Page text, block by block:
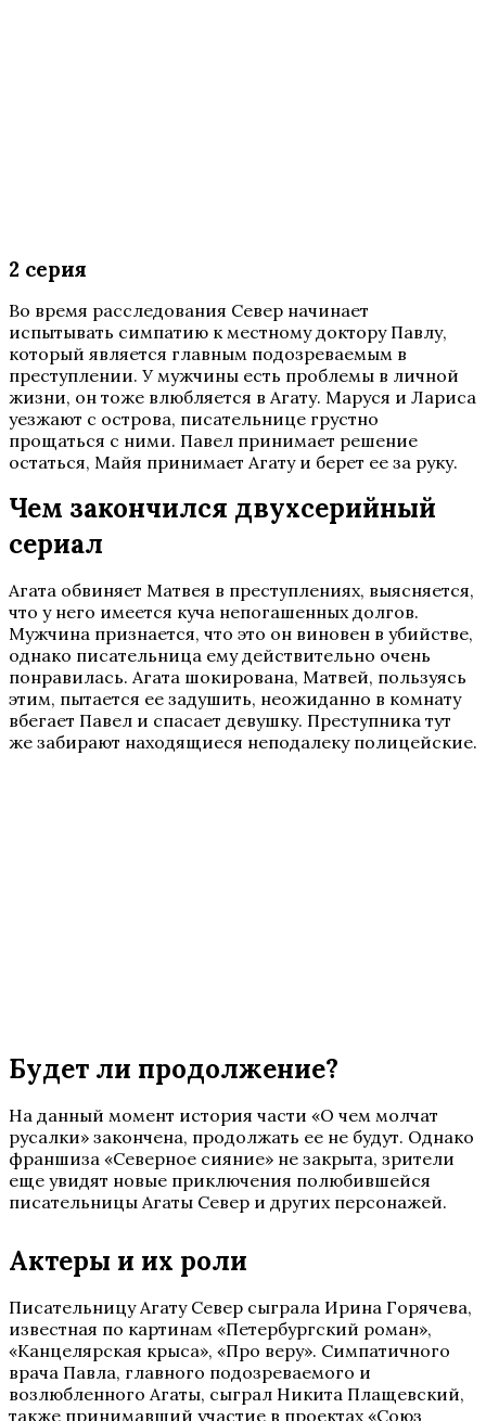
2 серия
Во время расследования Север начинает
испытывать симпатию к местному доктору Павлу,
который является главным подозреваемым в
преступлении. У мужчины есть проблемы в личной
жизни, он тоже влюбляется в Агату. Маруся и Лариса
уезжают с острова, писательнице грустно
прощаться с ними. Павел принимает решение
остаться, Майя принимает Агату и берет ее за руку.
Чем закончился двухсерийный
сериал
Агата обвиняет Матвея в преступлениях, выясняется,
что у него имеется куча непогашенных долгов.
Мужчина признается, что это он виновен в убийстве,
однако писательница ему действительно очень
понравилась. Агата шокирована, Матвей, пользуясь
этим, пытается ее задушить, неожиданно в комнату
вбегает Павел и спасает девушку. Преступника тут
же забирают находящиеся неподалеку полицейские.
Будет ли продолжение?
На данный момент история части «О чем молчат
русалки» закончена, продолжать ее не будут. Однако
франшиза «Северное сияние» не закрыта, зрители
еще увидят новые приключения полюбившейся
писательницы Агаты Север и других персонажей.
Актеры и их роли
Писательницу Агату Север сыграла Ирина Горячева,
известная по картинам «Петербургский роман»,
«Канцелярская крыса», «Про веру». Симпатичного
врача Павла, главного подозреваемого и
возлюбленного Агаты, сыграл Никита Плащевский,
также принимавший участие в проектах «Союз